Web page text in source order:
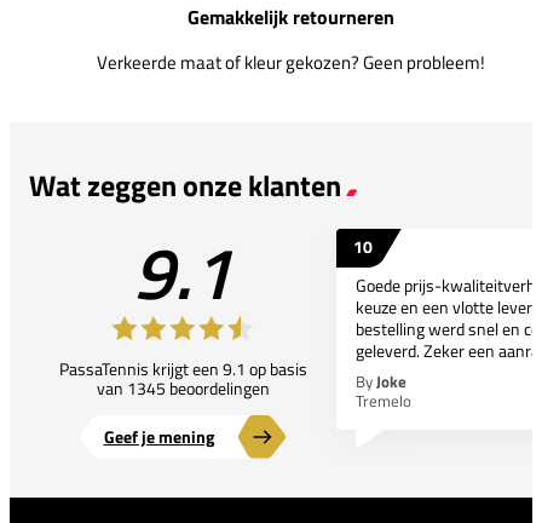
Gemakkelijk retourneren
Verkeerde maat of kleur gekozen? Geen probleem!
Wat zeggen onze klanten
9.1
PassaTennis krijgt een 9.1 op basis
van 1345 beoordelingen
Geef je mening
10
Goede prijs-
keuze en een vlotte
bestelling werd snel en
geleverd. Zeker een
ByJoke
Tremelo